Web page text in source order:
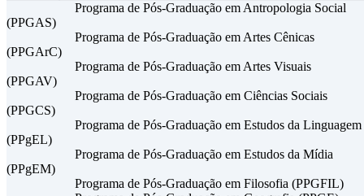
Programa de Pós-Graduação em Antropologia Social
(PPGAS)
Programa de Pós-Graduação em Artes Cênicas
(PPGArC)
Programa de Pós-Graduação em Artes Visuais
(PPGAV)
Programa de Pós-Graduação em Ciências Sociais
(PPGCS)
Programa de Pós-Graduação em Estudos da Linguagem
(PPgEL)
Programa de Pós-Graduação em Estudos da Mídia
(PPgEM)
Programa de Pós-Graduação em Filosofia (PPGFIL)